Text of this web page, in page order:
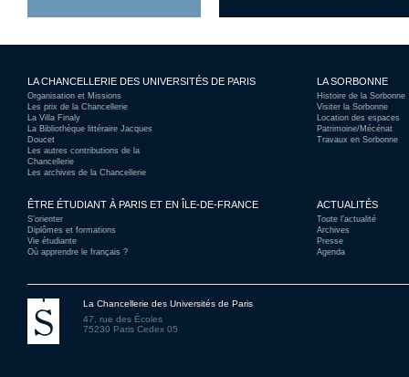
LA CHANCELLERIE DES UNIVERSITÉS DE PARIS
Organisation et Missions
Les prix de la Chancellerie
La Villa Finaly
La Bibliothèque littéraire Jacques
Doucet
Les autres contributions de la
Chancellerie
Les archives de la Chancellerie
LA SORBONNE
Histoire de la Sorbonne
Visiter la Sorbonne
Location des espaces
Patrimoine/Mécénat
Travaux en Sorbonne
ÊTRE ÉTUDIANT À PARIS ET EN ÎLE-DE-FRANCE
S’orienter
Diplômes et formations
Vie étudiante
Où apprendre le français ?
ACTUALITÉS
Toute l’actualité
Archives
Presse
Agenda
La Chancellerie des Universités de Paris
47, rue des Écoles
75230 Paris Cedex 05